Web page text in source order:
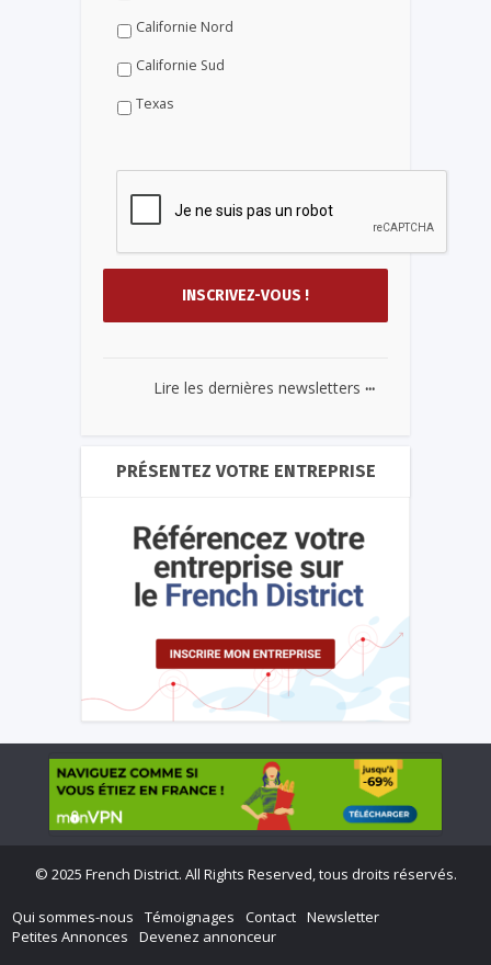
Californie Nord
Californie Sud
Texas
Lire les dernières newsletters ...
PRÉSENTEZ VOTRE ENTREPRISE
© 2025 French District. All Rights Reserved, tous droits réservés.
Qui sommes-nous Témoignages Contact Newsletter
Petites Annonces
Devenez annonceur